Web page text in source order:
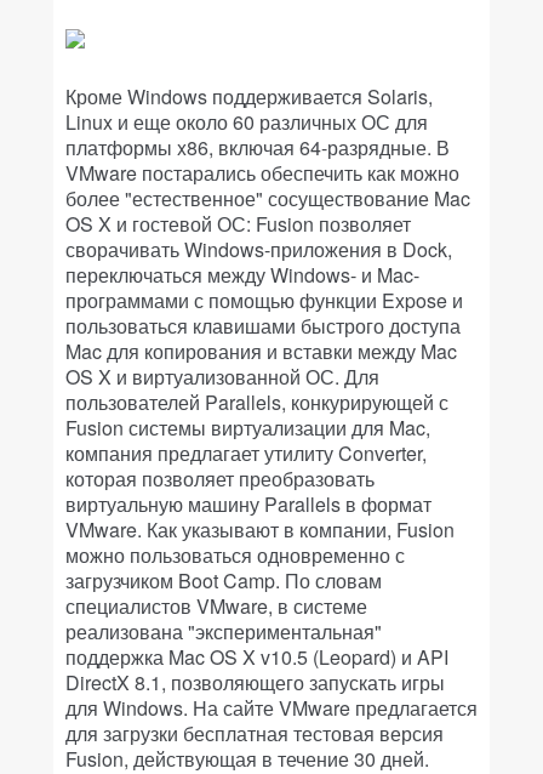
Кроме Windows поддерживается Solaris,
Linux и еще около 60 различных ОС для
платформы x86, включая 64-разрядные. В
VMware постарались обеспечить как можно
более "естественное" сосуществование Mac
OS X и гостевой ОС: Fusion позволяет
сворачивать Windows-приложения в Dock,
переключаться между Windows- и Mac-
программами с помощью функции Expose и
пользоваться клавишами быстрого доступа
Mac для копирования и вставки между Mac
OS X и виртуализованной ОС. Для
пользователей Parallels, конкурирующей с
Fusion системы виртуализации для Mac,
компания предлагает утилиту Converter,
которая позволяет преобразовать
виртуальную машину Parallels в формат
VMware. Как указывают в компании, Fusion
можно пользоваться одновременно с
загрузчиком Boot Camp. По словам
специалистов VMware, в системе
реализована "экспериментальная"
поддержка Mac OS X v10.5 (Leopard) и API
DirectX 8.1, позволяющего запускать игры
для Windows. На сайте VMware предлагается
для загрузки бесплатная тестовая версия
Fusion, действующая в течение 30 дней.